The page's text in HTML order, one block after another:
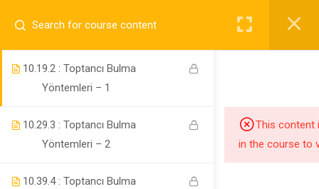
10.09.1 : Genel Bilgilendirme
10.19.2 : Toptancı Bulma
Yöntemleri – 1
10.29.3 : Toptancı Bulma
Yöntemleri – 2
10.39.4 : Toptancı Bulma
This content
in the course to